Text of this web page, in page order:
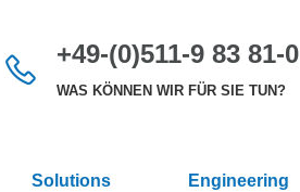
+49-(0)511-9 83 81-0
WAS KÖNNEN WIR FÜR SIE TUN?
Solutions Engineering